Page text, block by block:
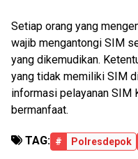
Setiap orang yang
wajib mengantongi SIM
yang dikemudikan.
yang tidak memiliki SIM
informasi pelayanan
bermanfaat.
TAG: # Polresdepok